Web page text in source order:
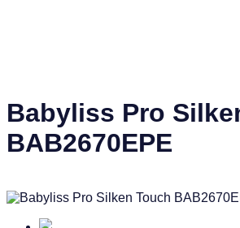
Babyliss Pro
BAB2670EPE